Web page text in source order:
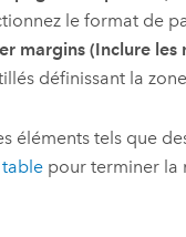
le format de
margins (Inclure les
définissant la
éléments tels que
pour terminer la